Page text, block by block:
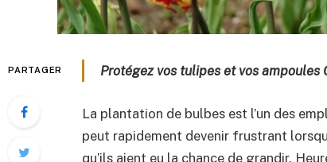
PARTAGER Protégez vos tulipes et vos
La plantation de bulbes est l’un des
peut rapidement devenir frustrant
qu’ils aient eu la chance de grandir.